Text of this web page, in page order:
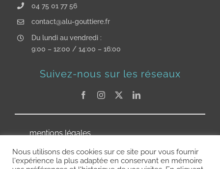
04 75 01 77 56
contact@alu-gouttiere.fr
Du lundi au vendredi :
9:00 – 12:00 / 14:00 – 16:00
Suivez-nous sur les réseaux
mentions légales
Politique de cookies
Nous utilisons des cookies sur ce site pour vous fournir
l'expérience la plus adaptée en conservant en mémoire